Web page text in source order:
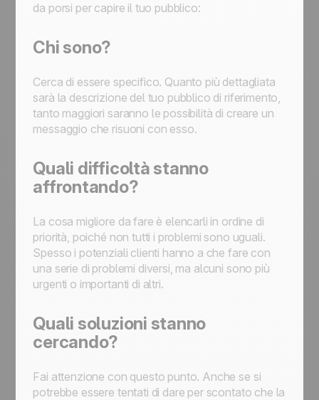
da porsi per capire il tuo pubblico:
Chi sono?
Cerca di essere specifico. Quanto più dettagliata
sarà la descrizione del tuo pubblico di riferimento,
tanto maggiori saranno le possibilità di creare un
messaggio che risuoni con esso.
Quali difficoltà stanno
affrontando?
La cosa migliore da fare è elencarli in ordine di
priorità, poiché non tutti i problemi sono uguali.
Spesso i potenziali clienti hanno a che fare con
una serie di problemi diversi, ma alcuni sono più
urgenti o importanti di altri.
Quali soluzioni stanno
cercando?
Fai attenzione con questo punto. Anche se si
potrebbe essere tentati di dare per scontato che la